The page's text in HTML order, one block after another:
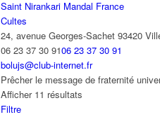
Saint Nirankari Mandal France
Cultes
24, avenue Georges-Sachet 93420
06 23 37 30 9106 23 37 30 91
bolujs@club-internet.fr
Prêcher le message de fraternité
Afficher 11 résultats
Filtre